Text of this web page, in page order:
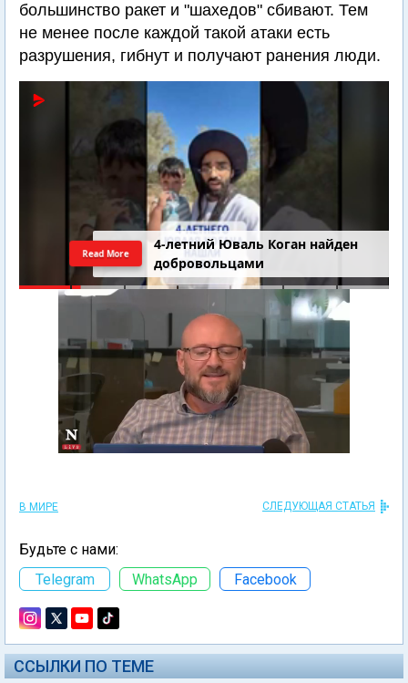
большинство ракет и "шахедов" сбивают. Тем
не менее после каждой такой атаки есть
разрушения, гибнут и получают ранения люди.
4-летний Юваль Коган найден
добровольцами
Read More
В МИРЕ СЛЕДУЮЩАЯ СТАТЬЯ
Будьте с нами:
Telegram
WhatsApp Facebook
ССЫЛКИ ПО ТЕМЕ